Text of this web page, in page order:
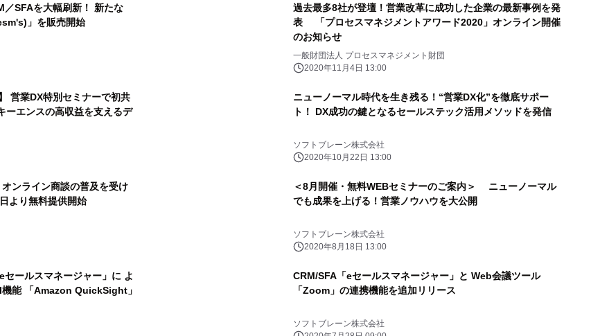
／SFAを大幅刷新！ 新たな
」を販売開始
過去最多8社が登壇！営業改革に成功した企業の最新事例を発
表 「プロセスマネジメントアワード2020」オンライン開催
のお知らせ
一般財団法人 プロセスマネジメント財団
2020年11月4日 13:00
営業DX特別セミナーで初共
ーエンスの高収益を支えるデ
ニューノーマル時代を生き残る！“営業DX化”を徹底サポー
ト！ DX成功の鍵となるセールステック活用メソッドを発信
ソフトブレーン株式会社
2020年10月22日 13:00
ンライン商談の普及を受け
日より無料提供開始
＜8月開催・無料WEBセミナーのご案内＞ ニューノーマル
でも成果を上げる！営業ノウハウを大公開
ソフトブレーン株式会社
2020年8月18日 13:00
ールスマネージャー」に よ
能 「Amazon QuickSight」
CRM/SFA「eセールスマネージャー」と Web会議ツール
「Zoom」の連携機能を追加リリース
ソフトブレーン株式会社